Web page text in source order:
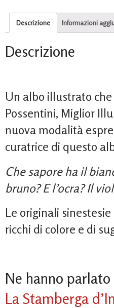
Descrizione Informazioni
Descrizione
Un albo illustrato
Possentini, Miglior
nuova modalità
curatrice di questo
Che sapore ha il
bruno? E l’ocra? Il
Le originali
ricchi di colore e di
Ne hanno parlato
La Stamberga